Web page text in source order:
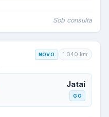
Sob consulta
NOVO 1.040 km
Jataí
GO